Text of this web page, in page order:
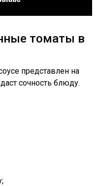
томаты в
представлен на
сочность блюду.